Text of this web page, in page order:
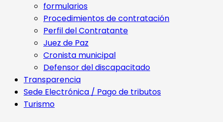
formularios
Procedimientos de contratación
Perfil del Contratante
Juez de Paz
Cronista municipal
Defensor del discapacitado
Transparencia
Sede Electrónica / Pago de tributos
Turismo